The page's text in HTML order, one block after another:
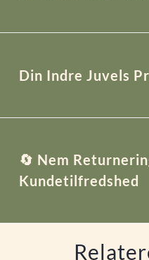
Din Indre Juvels
🔄 Nem
Kundetilfredshed